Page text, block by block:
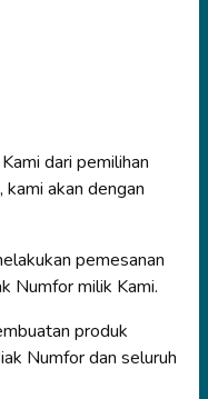
dari pemilihan
akan dengan
pemesanan
Numfor milik Kami.
produk
Numfor dan seluruh